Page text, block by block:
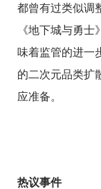
都曾有过类似调
《地下城与勇
味着监管的进一
的二次元品类扩
应准备。
热议事件